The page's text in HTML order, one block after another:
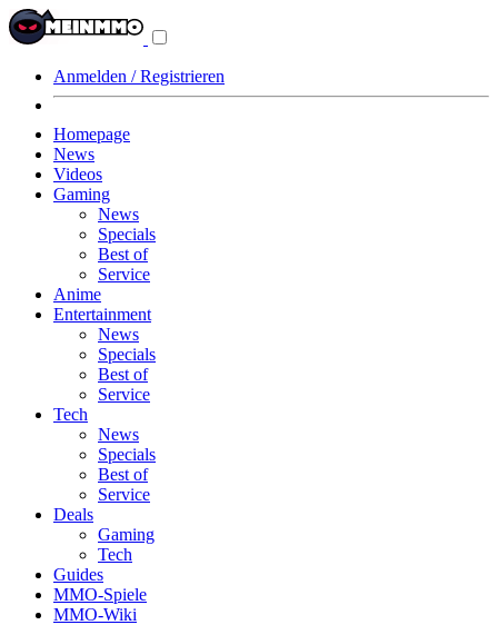
Anmelden / Registrieren
Homepage
News
Videos
Gaming
News
Specials
Best of
Service
Anime
Entertainment
News
Specials
Best of
Service
Tech
News
Specials
Best of
Service
Deals
Gaming
Tech
Guides
MMO-Spiele
MMO-Wiki